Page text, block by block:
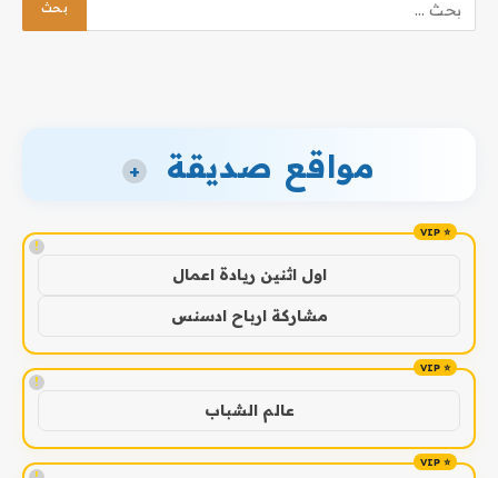
مواقع صديقة +
!
اول اثنين ريادة اعمال
مشاركة ارباح ادسنس
!
عالم الشباب